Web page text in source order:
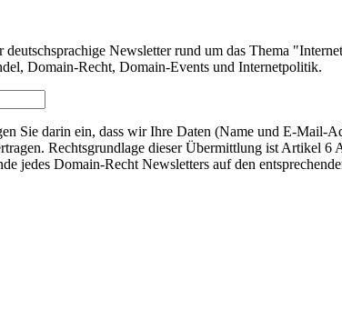
Newsletter rund um das Thema
Domain-Recht, Domain-Events und Internetpolitik.
Sie darin ein, dass wir Ihre Daten (Name und E-Mail-
Rechtsgrundlage dieser Übermittlung ist Artikel
jedes Domain-Recht Newsletters auf den